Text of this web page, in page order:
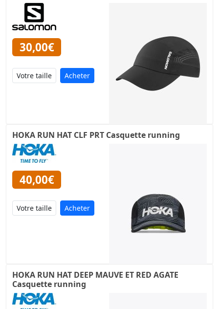
30,00€
Acheter
HOKA RUN HAT CLF PRT Casquette running
40,00€
Acheter
HOKA RUN HAT DEEP MAUVE ET RED AGATE
Casquette running